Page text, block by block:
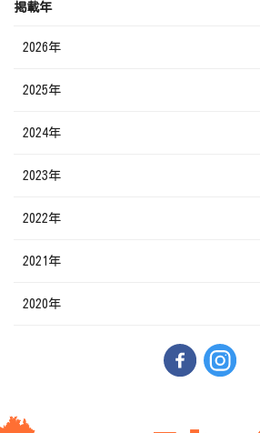
掲載年
2026年
2025年
2024年
2023年
2022年
2021年
2020年